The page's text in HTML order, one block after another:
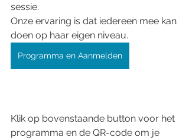
sessie.
Onze ervaring is dat iedereen mee kan
doen op haar eigen niveau.
Programma en Aanmelden
Klik op bovenstaande button voor het
programma en de QR-code om je